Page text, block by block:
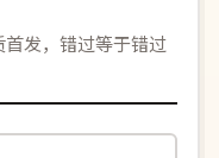
发，错过等于错过
121分钟